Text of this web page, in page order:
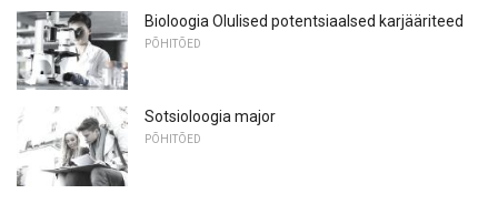
Bioloogia Olulised potentsiaalsed karjääriteed
PÕHITÕED
Sotsioloogia major
PÕHITÕED